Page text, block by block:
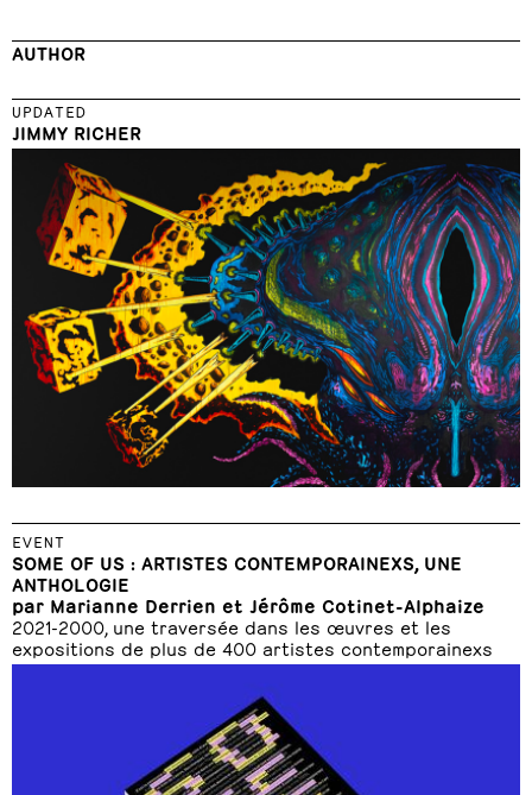
AUTHOR
UPDATED
JIMMY RICHER
EVENT
SOME OF US : ARTISTES CONTEMPORAINEXS, UNE
ANTHOLOGIE
par Marianne Derrien et Jérôme Cotinet-Alphaize
2021-2000, une traversée dans les œuvres et les
expositions de plus de 400 artistes contemporainexs